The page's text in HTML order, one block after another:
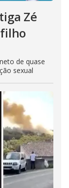
Zé
de quase
sexual